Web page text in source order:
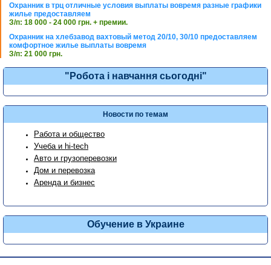
Охранник в трц отличные условия выплаты вовремя разные графики
жилье предоставляем
З/п: 18 000 - 24 000 грн. + премии.
Охранник на хлебзавод вахтовый метод 20/10, 30/10 предоставляем
комфортное жилье выплаты вовремя
З/п: 21 000 грн.
"Робота і навчання сьогодні"
Новости по темам
Работа и общество
Учеба и hi-tech
Авто и грузоперевозки
Дом и перевозка
Аренда и бизнес
Обучение в Украине